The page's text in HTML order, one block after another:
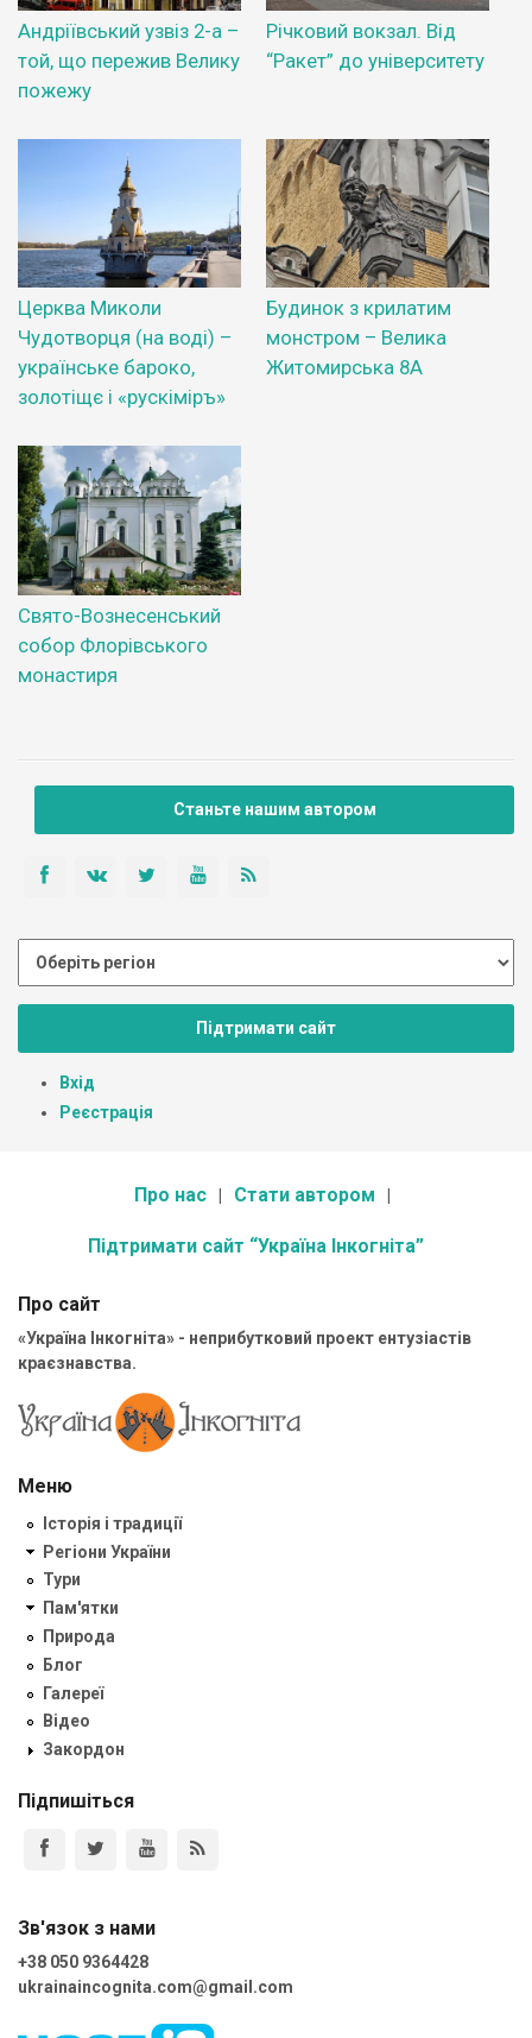
Андріївський узвіз 2-а –
той, що пережив Велику
пожежу
Річковий вокзал. Від
“Ракет” до університету
Церква Миколи
Чудотворця (на воді) –
українське бароко,
золотіщє і «рускіміръ»
Будинок з крилатим
монстром – Велика
Житомирська 8А
Свято-Вознесенський
собор Флорівського
монастиря
Станьте нашим автором
Підтримати сайт
Вхід
Реєстрація
Про нас Стати автором
Підтримати сайт “Україна Інкогніта”
Про сайт
«Україна Інкогніта» - неприбутковий проект ентузіастів
краєзнавства.
Меню
Історія і традиції
Регіони України
Тури
Пам'ятки
Природа
Блог
Галереї
Відео
Закордон
Підпишіться
Зв'язок з нами
+38 050 9364428
ukrainaincognita.com@gmail.com